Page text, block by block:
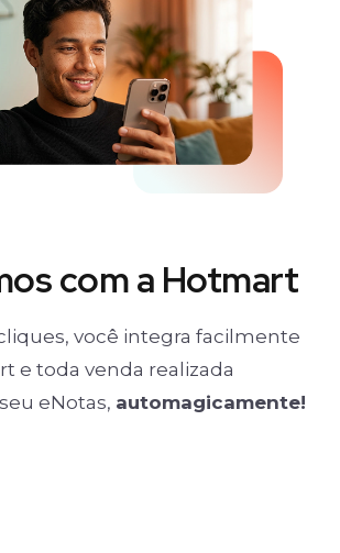
com a Hotmart
você integra facilmente
e toda venda realizada
eNotas, automagicamente!